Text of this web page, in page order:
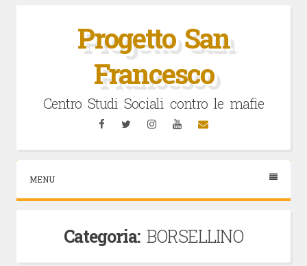
Progetto San
Francesco
Centro Studi Sociali contro le mafie
FacebookTwitterInstagramYouTubeEmail
MENU
Categoria: BORSELLINO